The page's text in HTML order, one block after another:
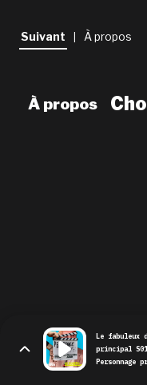
newsletter
Suivant À propos
À propos
Le fabuleux
principal
Personnage